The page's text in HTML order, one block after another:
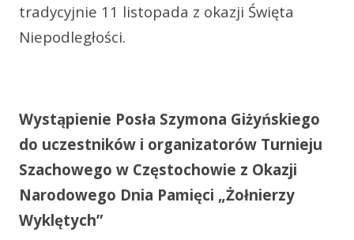
tradycyjnie 11 listopada z okazji Święta
Niepodległości.
Wystąpienie Posła Szymona Giżyńskiego
do uczestników i organizatorów Turnieju
Szachowego w Częstochowie z Okazji
Narodowego Dnia Pamięci „Żołnierzy
Wyklętych”